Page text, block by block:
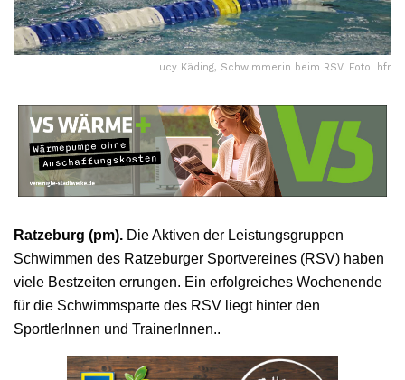
Lucy Käding, Schwimmerin beim RSV. Foto: hfr
Ratzeburg (pm). Die Aktiven der Leistungsgruppen
Schwimmen des Ratzeburger Sportvereines (RSV) haben
viele Bestzeiten errungen. Ein erfolgreiches Wochenende
für die Schwimmsparte des RSV liegt hinter den
SportlerInnen und TrainerInnen..